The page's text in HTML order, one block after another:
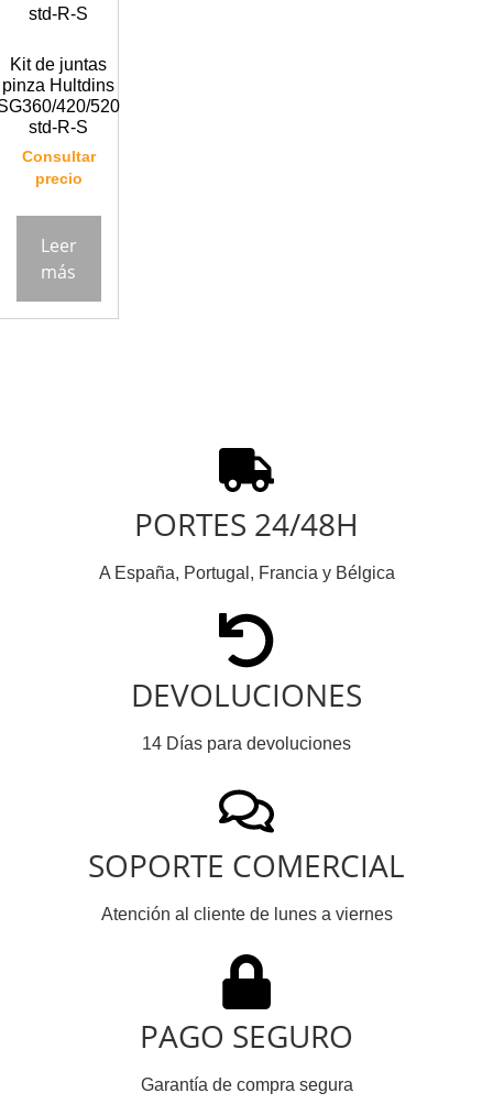
Kit de juntas
pinza Hultdins
420/520
std-R-S
Consultar
precio
Leer
más
PORTES 24/48H
A España, Portugal, Francia y Bélgica
DEVOLUCIONES
14 Días para devoluciones
SOPORTE COMERCIAL
Atención al cliente de lunes a viernes
PAGO SEGURO
Garantía de compra segura